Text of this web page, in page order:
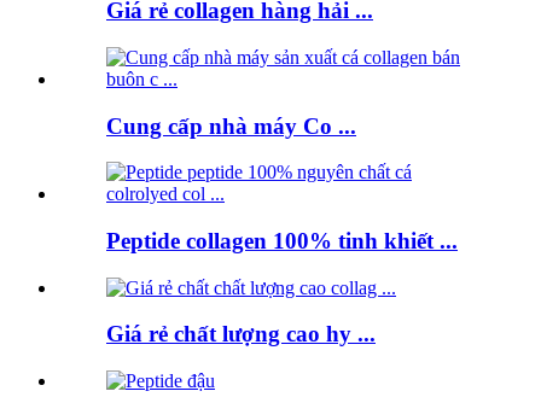
Giá rẻ collagen hàng hải ...
Cung cấp nhà máy Co ...
Peptide collagen 100% tinh khiết ...
Giá rẻ chất lượng cao hy ...